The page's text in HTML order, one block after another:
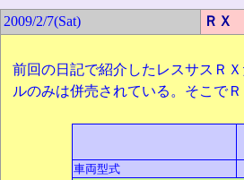
2009/2/7(Sat) ＲＸ
前回の日記で紹介したレスサスＲ
ルのみは併売されている。そこで
車両型式